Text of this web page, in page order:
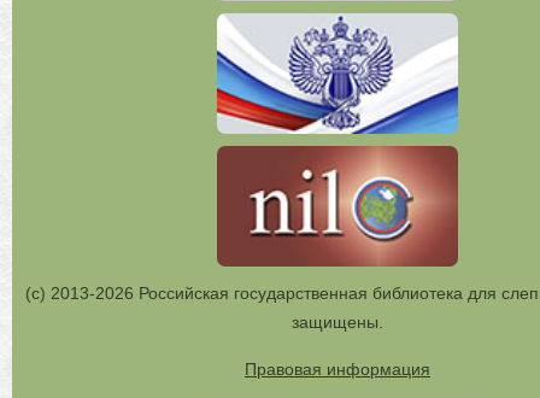
(с) 2013-2026 Российская государственная библиотека для
защищены.
Правовая информация